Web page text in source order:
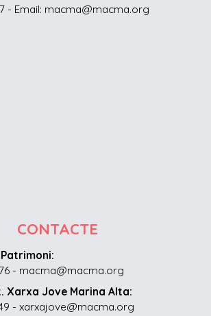
- Email: macma@macma.org
CONTACTE
- macma@macma.org
Xarxa Jove Marina Alta:
- xarxajove@macma.org